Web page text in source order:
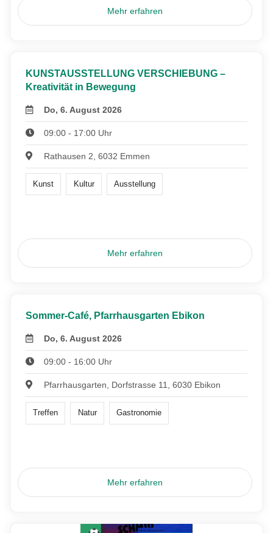
Mehr erfahren
KUNSTAUSSTELLUNG VERSCHIEBUNG –
Kreativität in Bewegung
Do, 6. August 2026
09:00 - 17:00 Uhr
Rathausen 2, 6032 Emmen
Kunst Kultur Ausstellung
Mehr erfahren
Sommer-Café, Pfarrhausgarten Ebikon
Do, 6. August 2026
09:00 - 16:00 Uhr
Pfarrhausgarten, Dorfstrasse 11, 6030 Ebikon
Treffen Natur Gastronomie
Mehr erfahren